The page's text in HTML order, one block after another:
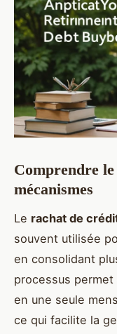
Comprendre
mécanismes
Le rachat de
souvent utilisée
en consolidant
processus
en une seule
ce qui facilite la